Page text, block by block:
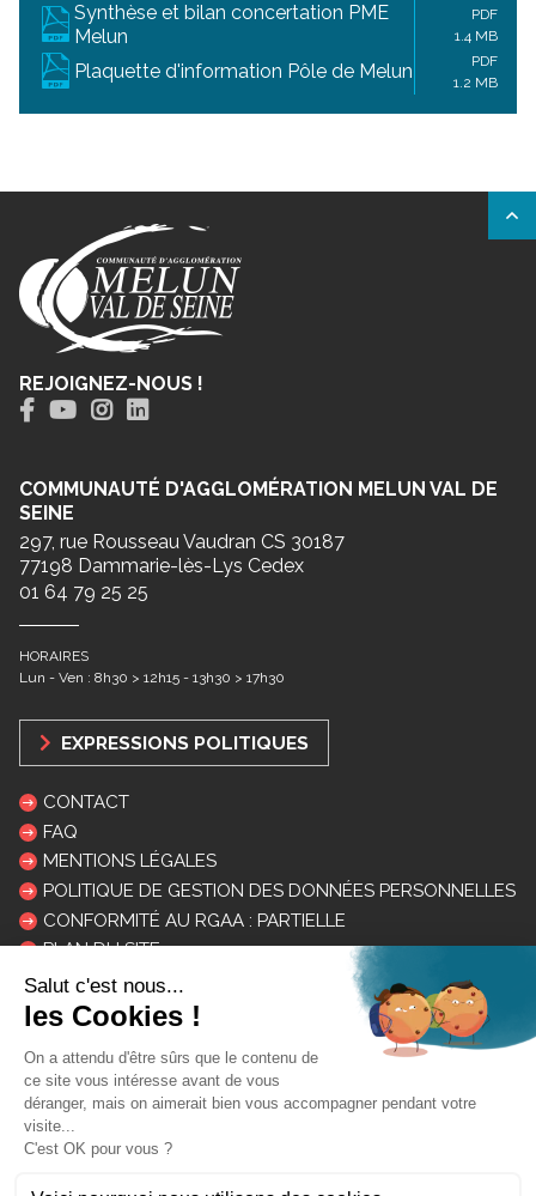
Synthèse et bilan concertation PME
Melun
PDF
1.4 MB
Plaquette d'information Pôle de Melun
PDF
1.2 MB
REJOIGNEZ-NOUS !
COMMUNAUTÉ D'AGGLOMÉRATION MELUN VAL DE
SEINE
297, rue Rousseau Vaudran CS 30187
77198 Dammarie-lès-Lys Cedex
01 64 79 25 25
HORAIRES
Lun - Ven : 8h30 > 12h15 - 13h30 > 17h30
EXPRESSIONS POLITIQUES
CONTACT
FAQ
MENTIONS LÉGALES
POLITIQUE DE GESTION DES DONNÉES PERSONNELLES
CONFORMITÉ AU RGAA : PARTIELLE
PLAN DU SITE
LOGOS ET CHARTE
INSCRIPTION NEWSLETTER
Mon courriel: